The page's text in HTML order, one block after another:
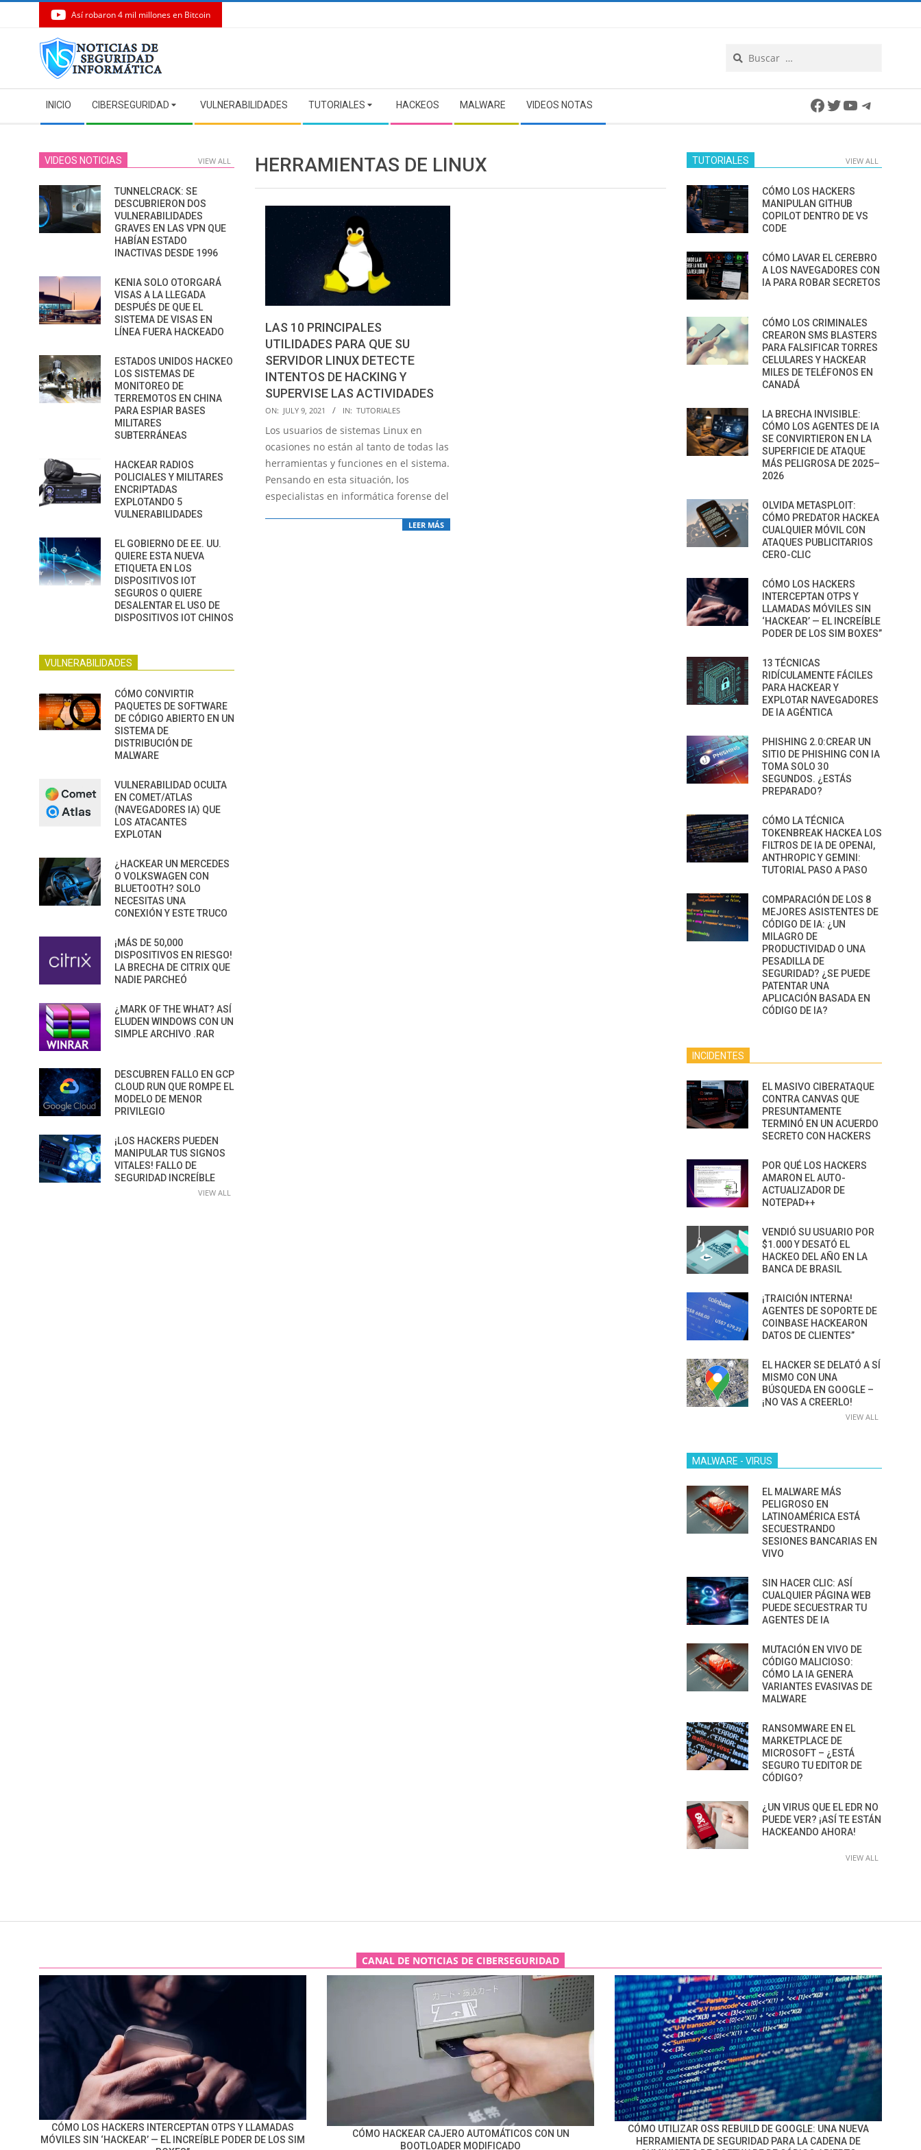
Así robaron 4 mil millones en Bitcoin
Navigation
Menu
INICIO CIBERSEGURIDAD VULNERABILIDADES TUTORIALES HACKEOS MALWARE VIDEOS NOTAS Facebook
Twitter
YouTube
HERRAMIENTAS DE LINUX
LAS 10 PRINCIPALES
UTILIDADES PARA QUE SU
SERVIDOR LINUX DETECTE
INTENTOS DE HACKING Y
SUPERVISE LAS ACTIVIDADES
2021-
07-
09
ON: JULY 9, 2021 IN: TUTORIALES
Los usuarios de sistemas Linux en
ocasiones no están al tanto de todas las
herramientas y funciones en el sistema.
Pensando en esta situación, los
especialistas en informática forense del
LEER MÁS
VIDEOS NOTICIAS VIEW ALL
TUNNELCRACK: SE
DESCUBRIERON DOS
VULNERABILIDADES
GRAVES EN LAS VPN QUE
HABÍAN ESTADO
INACTIVAS DESDE 1996
KENIA SOLO OTORGARÁ
VISAS A LA LLEGADA
DESPUÉS DE QUE EL
SISTEMA DE VISAS EN
LÍNEA FUERA HACKEADO
ESTADOS UNIDOS HACKEO
LOS SISTEMAS DE
MONITOREO DE
TERREMOTOS EN CHINA
PARA ESPIAR BASES
MILITARES
SUBTERRÁNEAS
HACKEAR RADIOS
POLICIALES Y MILITARES
ENCRIPTADAS
EXPLOTANDO 5
VULNERABILIDADES
EL GOBIERNO DE EE. UU.
QUIERE ESTA NUEVA
ETIQUETA EN LOS
DISPOSITIVOS IOT
SEGUROS O QUIERE
DESALENTAR EL USO DE
DISPOSITIVOS IOT CHINOS
VULNERABILIDADES
CÓMO CONVIRTIR
PAQUETES DE SOFTWARE
DE CÓDIGO ABIERTO EN UN
SISTEMA DE
DISTRIBUCIÓN DE
MALWARE
VULNERABILIDAD OCULTA
EN COMET/ATLAS
(NAVEGADORES IA) QUE
LOS ATACANTES
EXPLOTAN
¿HACKEAR UN MERCEDES
O VOLKSWAGEN CON
BLUETOOTH? SOLO
NECESITAS UNA
CONEXIÓN Y ESTE TRUCO
¡MÁS DE 50,000
DISPOSITIVOS EN RIESGO!
LA BRECHA DE CITRIX QUE
NADIE PARCHEÓ
¿MARK OF THE WHAT? ASÍ
ELUDEN WINDOWS CON UN
SIMPLE ARCHIVO .RAR
DESCUBREN FALLO EN GCP
CLOUD RUN QUE ROMPE EL
MODELO DE MENOR
PRIVILEGIO
¡LOS HACKERS PUEDEN
MANIPULAR TUS SIGNOS
VITALES! FALLO DE
SEGURIDAD INCREÍBLE
VIEW ALL
TUTORIALES VIEW ALL
CÓMO LOS HACKERS
MANIPULAN GITHUB
COPILOT DENTRO DE VS
CODE
CÓMO LAVAR EL CEREBRO
A LOS NAVEGADORES CON
IA PARA ROBAR SECRETOS
CÓMO LOS CRIMINALES
CREARON SMS BLASTERS
PARA FALSIFICAR TORRES
CELULARES Y HACKEAR
MILES DE TELÉFONOS EN
CANADÁ
LA BRECHA INVISIBLE:
CÓMO LOS AGENTES DE IA
SE CONVIRTIERON EN LA
SUPERFICIE DE ATAQUE
MÁS PELIGROSA DE 2025–
2026
OLVIDA METASPLOIT:
CÓMO PREDATOR HACKEA
CUALQUIER MÓVIL CON
ATAQUES PUBLICITARIOS
CERO-CLIC
CÓMO LOS HACKERS
INTERCEPTAN OTPS Y
LLAMADAS MÓVILES SIN
‘HACKEAR’ — EL INCREÍBLE
PODER DE LOS SIM BOXES”
13 TÉCNICAS
RIDÍCULAMENTE FÁCILES
PARA HACKEAR Y
EXPLOTAR NAVEGADORES
DE IA AGÉNTICA
PHISHING 2.0:CREAR UN
SITIO DE PHISHING CON IA
TOMA SOLO 30
SEGUNDOS. ¿ESTÁS
PREPARADO?
CÓMO LA TÉCNICA
TOKENBREAK HACKEA LOS
FILTROS DE IA DE OPENAI,
ANTHROPIC Y GEMINI:
TUTORIAL PASO A PASO
COMPARACIÓN DE LOS 8
MEJORES ASISTENTES DE
CÓDIGO DE IA: ¿UN
MILAGRO DE
PRODUCTIVIDAD O UNA
PESADILLA DE
SEGURIDAD? ¿SE PUEDE
PATENTAR UNA
APLICACIÓN BASADA EN
CÓDIGO DE IA?
INCIDENTES
EL MASIVO CIBERATAQUE
CONTRA CANVAS QUE
PRESUNTAMENTE
TERMINÓ EN UN ACUERDO
SECRETO CON HACKERS
POR QUÉ LOS HACKERS
AMARON EL AUTO-
ACTUALIZADOR DE
NOTEPAD++
VENDIÓ SU USUARIO POR
$1.000 Y DESATÓ EL
HACKEO DEL AÑO EN LA
BANCA DE BRASIL
¡TRAICIÓN INTERNA!
AGENTES DE SOPORTE DE
COINBASE HACKEARON
DATOS DE CLIENTES”
EL HACKER SE DELATÓ A SÍ
MISMO CON UNA
BÚSQUEDA EN GOOGLE –
¡NO VAS A CREERLO!
VIEW ALL
MALWARE - VIRUS
EL MALWARE MÁS
PELIGROSO EN
LATINOAMÉRICA ESTÁ
SECUESTRANDO
SESIONES BANCARIAS EN
VIVO
SIN HACER CLIC: ASÍ
CUALQUIER PÁGINA WEB
PUEDE SECUESTRAR TU
AGENTES DE IA
MUTACIÓN EN VIVO DE
CÓDIGO MALICIOSO:
CÓMO LA IA GENERA
VARIANTES EVASIVAS DE
MALWARE
RANSOMWARE EN EL
MARKETPLACE DE
MICROSOFT – ¿ESTÁ
SEGURO TU EDITOR DE
CÓDIGO?
¿UN VIRUS QUE EL EDR NO
PUEDE VER? ¡ASÍ TE ESTÁN
HACKEANDO AHORA!
VIEW ALL
CANAL DE NOTICIAS DE CIBERSEGURIDAD
CÓMO LOS HACKERS INTERCEPTAN OTPS Y LLAMADAS
MÓVILES SIN ‘HACKEAR’ — EL INCREÍBLE PODER DE LOS SIM
CÓMO HACKEAR CAJERO AUTOMÁTICOS CON UN
BOOTLOADER MODIFICADO
CÓMO UTILIZAR OSS REBUILD DE GOOGLE: UNA NUEVA
HERRAMIENTA DE SEGURIDAD PARA LA CADENA DE